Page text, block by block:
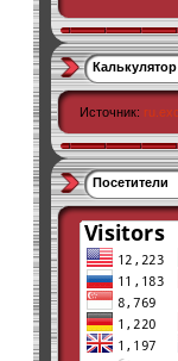
Источник:
Посетители